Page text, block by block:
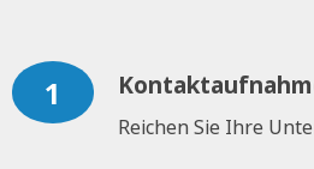
1
Reichen Sie Ihre